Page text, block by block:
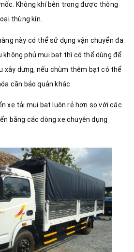
Không khí bên trong được thông
thùng kín.
này có thể sử dụng vận chuyển đa
không phủ mui bạt thì có thể dùng để
xây dựng, nếu chùm thêm bạt có thể
cần bảo quản khác.
xe tải mui bạt luôn rẻ hơn so với các
bằng các dòng xe chuyên dụng